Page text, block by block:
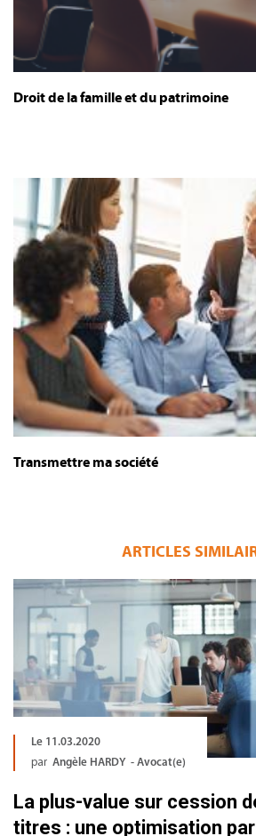
Droit de la famille et du patrimoine
Transmettre ma société
ARTICLES
Le 11.03.2020
par Angèle HARDY - Avocat(e)
La plus-value sur cession
titres : une optimisation par